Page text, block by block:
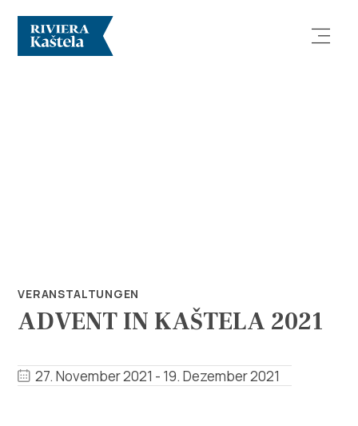
Info
Multimedia
VERANSTALTUNGEN
ADVENT IN KAŠTELA 2021
27. November 2021 - 19. Dezember 2021